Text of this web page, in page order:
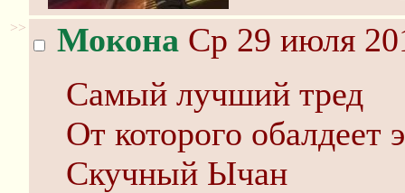
>> Мокона Ср 29 июля
Самый лучший тред
От которого обалдеет
Скучный Ычан